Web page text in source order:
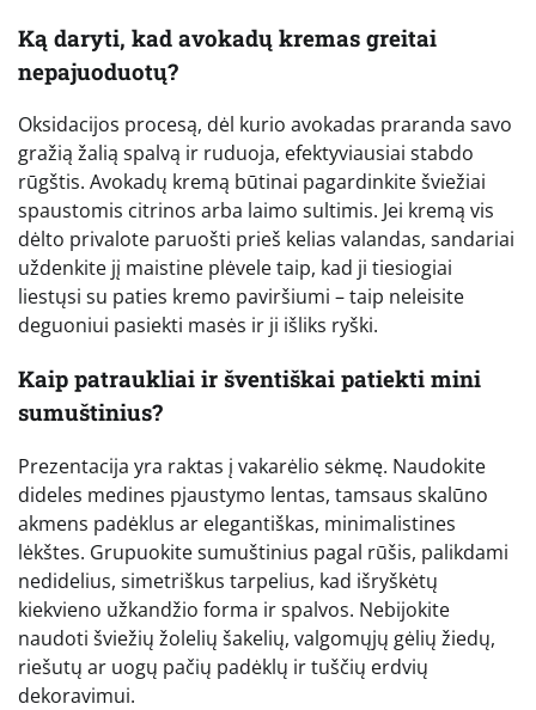
Ką daryti, kad avokadų kremas greitai
nepajuoduotų?
Oksidacijos procesą, dėl kurio avokadas praranda savo
gražią žalią spalvą ir ruduoja, efektyviausiai stabdo
rūgštis. Avokadų kremą būtinai pagardinkite šviežiai
spaustomis citrinos arba laimo sultimis. Jei kremą vis
dėlto privalote paruošti prieš kelias valandas, sandariai
uždenkite jį maistine plėvele taip, kad ji tiesiogiai
liestųsi su paties kremo paviršiumi – taip neleisite
deguoniui pasiekti masės ir ji išliks ryški.
Kaip patraukliai ir šventiškai patiekti mini
sumuštinius?
Prezentacija yra raktas į vakarėlio sėkmę. Naudokite
dideles medines pjaustymo lentas, tamsaus skalūno
akmens padėklus ar elegantiškas, minimalistines
lėkštes. Grupuokite sumuštinius pagal rūšis, palikdami
nedidelius, simetriškus tarpelius, kad išryškėtų
kiekvieno užkandžio forma ir spalvos. Nebijokite
naudoti šviežių žolelių šakelių, valgomųjų gėlių žiedų,
riešutų ar uogų pačių padėklų ir tuščių erdvių
dekoravimui.